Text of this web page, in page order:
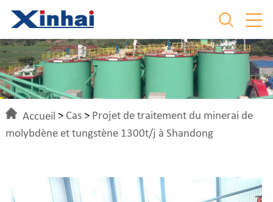
Accueil > Cas > Projet de traitement du minerai de
molybdène et tungstène 1300t/j à Shandong